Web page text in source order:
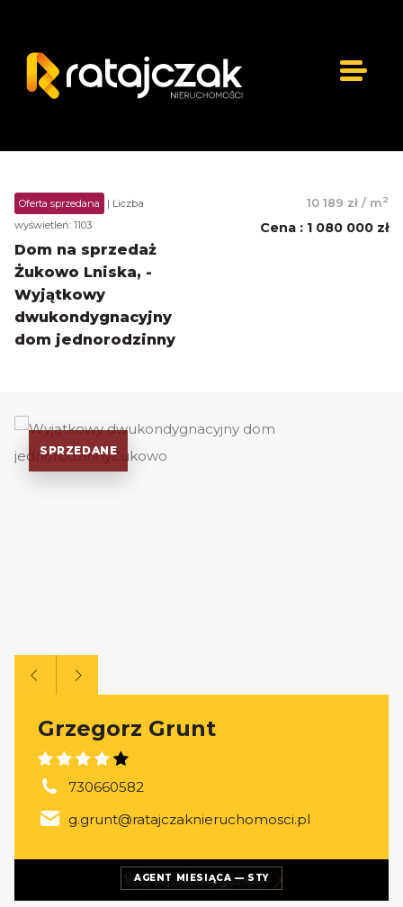
Oferta sprzedana
| Liczba
wyświetleń: 1103
Dom na sprzedaż
Żukowo Lniska, -
Wyjątkowy
dwukondygnacyjny
dom jednorodzinny
10 189 zł / m2
Cena : 1 080 000 zł
SPRZEDANE
AGENT MIESIĄCA — STY
Grzegorz Grunt
730660582
g.grunt@ratajczaknieruchomosci.pl
Więcej ofertagenta